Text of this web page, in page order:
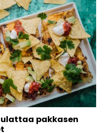
pakkasen